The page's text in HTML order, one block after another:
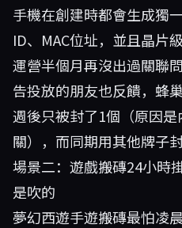
手機在創建時都會生成獨
ID、MAC位址，並且晶片
運營半個月再沒出過關聯
告投放的朋友也反饋，蜂
週後只被封了1個（原因
關），而同期用其他牌子
場景二：遊戲搬磚24小時
是吹的
夢幻西遊手遊搬磚最怕凌